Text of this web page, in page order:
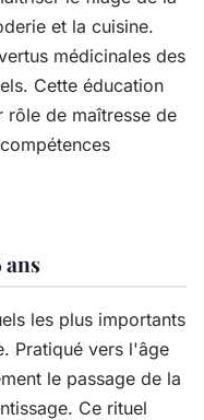
et la cuisine.
médicinales des
Cette éducation
rôle de maîtresse de
ans
les plus importants
Pratiqué vers l'âge
le passage de la
Ce rituel